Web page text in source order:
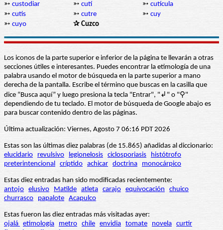
➳ custodiar ➳ cutí ➳ cutícula
➳ cutis ➳ cutre ➳ cuy
➳ cuyo ✰ Cuzco
Los iconos de la parte superior e inferior de la página te llevarán a otras
secciones útiles e interesantes. Puedes encontrar la etimología de una
palabra usando el motor de búsqueda en la parte superior a mano
derecha de la pantalla. Escribe el término que buscas en la casilla que
dice “Busca aquí” y luego presiona la tecla "Entrar", "↲" o "⚲"
dependiendo de tu teclado. El motor de búsqueda de Google abajo es
para buscar contenido dentro de las páginas.
Última actualización: Viernes, Agosto 7 06:16 PDT 2026
Estas son las últimas diez palabras (de 15.865) añadidas al diccionario:
elucidario
revulsivo legionelosis ciclosporiasis
histótrofo
preterintencional críptido achicar doctrina monocárpico
Estas diez entradas han sido modificadas recientemente:
antojo elusivo Matilde atleta carajo equivocación
chuico
churrasco
papalote Acapulco
Estas fueron las diez entradas más visitadas ayer:
ojalá etimología metro chile envidia tomate novela curtir